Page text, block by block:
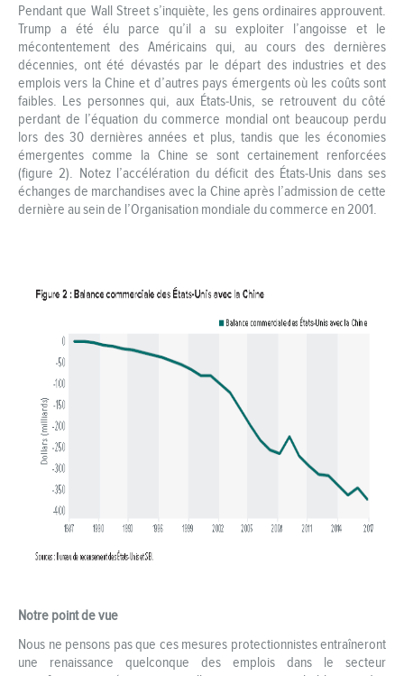
Pendant que Wall Street s’inquiète, les gens ordinaires approuvent.
Trump a été élu parce qu’il a su exploiter l’angoisse et le
mécontentement des Américains qui, au cours des dernières
décennies, ont été dévastés par le départ des industries et des
emplois vers la Chine et d’autres pays émergents où les coûts sont
faibles. Les personnes qui, aux États‑Unis, se retrouvent du côté
perdant de l’équation du commerce mondial ont beaucoup perdu
lors des 30 dernières années et plus, tandis que les économies
émergentes comme la Chine se sont certainement renforcées
(figure 2). Notez l’accélération du déficit des États‑Unis dans ses
échanges de marchandises avec la Chine après l’admission de cette
dernière au sein de l’Organisation mondiale du commerce en 2001.
Notre point de vue
Nous ne pensons pas que ces mesures protectionnistes entraîneront
une renaissance quelconque des emplois dans le secteur